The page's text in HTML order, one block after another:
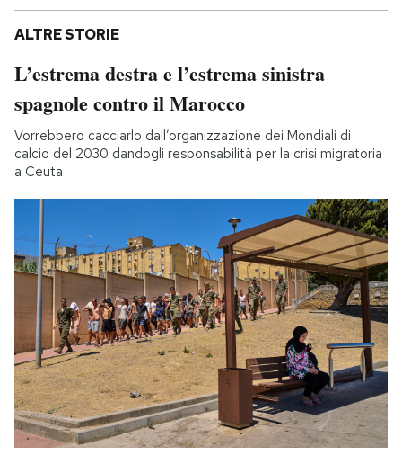
ALTRE STORIE
L’estrema destra e l’estrema sinistra
spagnole contro il Marocco
Vorrebbero cacciarlo dall’organizzazione dei Mondiali di
calcio del 2030 dandogli responsabilità per la crisi migratoria
a Ceuta